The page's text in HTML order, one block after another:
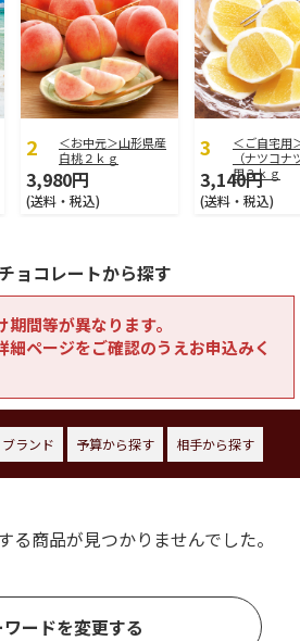
＜お中元＞山形県産
白桃２ｋｇ
3,980円
(送料・税込)
＜ご自宅用
（ナツコナ
用３ｋｇ
3,140円
(送料・税込)
ョコレートから探す
間等が異なります。
細ページをご確認のうえお申込みく
ブランド 予算から探す 相手から探す
る商品が見つかりませんでした。
ードを変更する